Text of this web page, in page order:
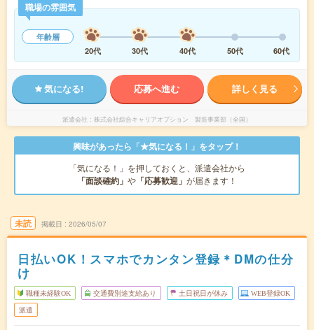
職場の雰囲気
年齢層
20代
30代 40代 50代 60代
気になる! 応募へ進む 詳しく見る
派遣会社 株式会社綜合キャリアオプション 製造事業部（全国）
興味があったら「★気になる！」をタップ！
「気になる！」を押しておくと、派遣会社から
「面談確約」 や 「応募歓迎」 が届きます！
未読 掲載日 2026/05/07
日払いOK！スマホでカンタン登録＊DMの仕分
け
職種未経験OK 交通費別途支給あり 土日祝日が休み WEB登録OK
派遣